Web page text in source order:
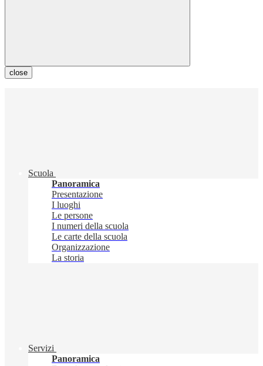
close
Scuola
Panoramica
Presentazione
I luoghi
Le persone
I numeri della scuola
Le carte della scuola
Organizzazione
La storia
Servizi
Panoramica